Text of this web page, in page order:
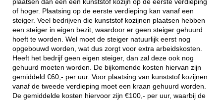
plaatsen dan een een kunststof kozijn op de eerste verdieping
of hoger. Plaatsing op de eerste verdieping kan vanaf een
steiger. Veel bedrijven die kunststof kozijnen plaatsen hebben
een steiger in eigen bezit, waardoor er geen steiger gehuurd
hoeft te worden. Wel moet de steiger natuurlijk eerst nog
opgebouwd worden, wat dus zorgt voor extra arbeidskosten.
Heeft het bedrijf geen eigen steiger, dan zal deze ook nog
gehuurd moeten worden. De bijkomende kosten hiervan zijn
gemiddeld €60,- per uur. Voor plaatsing van kunststof kozijnen
vanaf de tweede verdieping moet een kraan gehuurd worden.
De gemiddelde kosten hiervoor zijn €100,- per uur, waarbij de